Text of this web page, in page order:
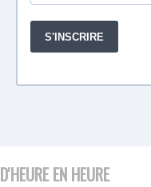
D'HEURE EN HEURE